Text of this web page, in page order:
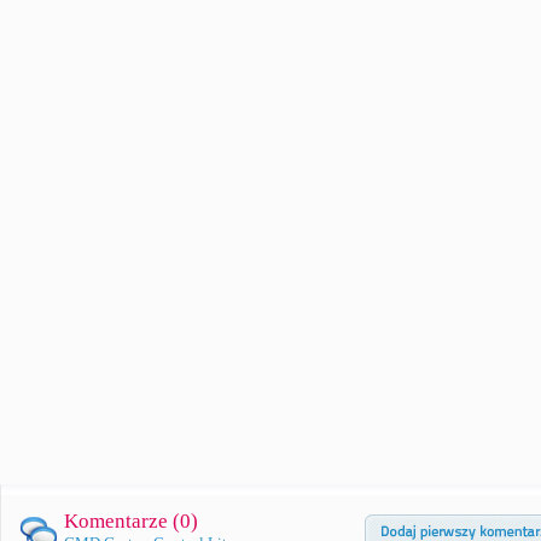
Komentarze (0)